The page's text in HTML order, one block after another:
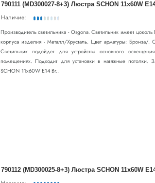
790111 (MD300027-8+3) Люстра SCHON 11х60W
Наличие:
Производитель светильника - Osgona. Светильник имеет
корпуса изделия - Металл/Хрусталь. Цвет арматуры: Бронза/.
Светильник подойдет для устройства основного
помещениях. Подходит для установки в натяжные потолки.
SCHON 11х60W E14 Br..
790112 (MD300025-8+3) Люстра SCHON 11х60W